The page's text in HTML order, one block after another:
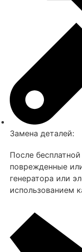
Замена деталей:
После
поврежденные
генератора или
использованием